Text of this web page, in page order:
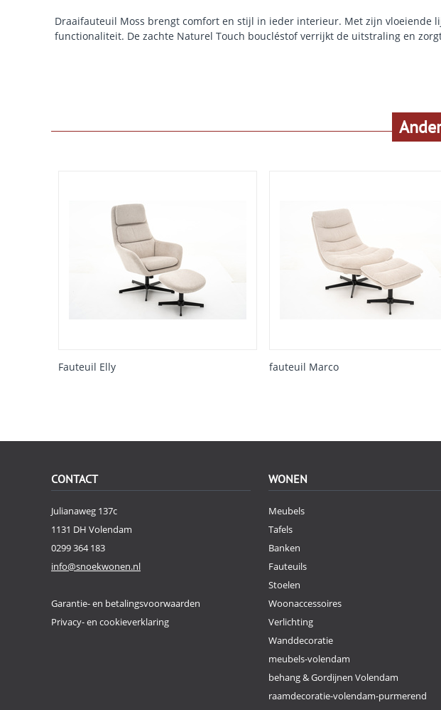
Draaifauteuil Moss brengt comfort en stijl in ieder interieur. Met zijn vloeiende
functionaliteit. De zachte Naturel Touch boucléstof verrijkt de uitstraling en
Fauteuil Elly fauteuil Marco
CONTACT
Julianaweg 137c
1131 DH Volendam
0299 364 183
info@snoekwonen.nl
Garantie- en betalingsvoorwaarden
Privacy- en cookieverklaring
WONEN
Meubels
Tafels
Banken
Fauteuils
Stoelen
Woonaccessoires
Verlichting
Wanddecoratie
meubels-volendam
behang & Gordijnen Volendam
raamdecoratie-volendam-purmerend